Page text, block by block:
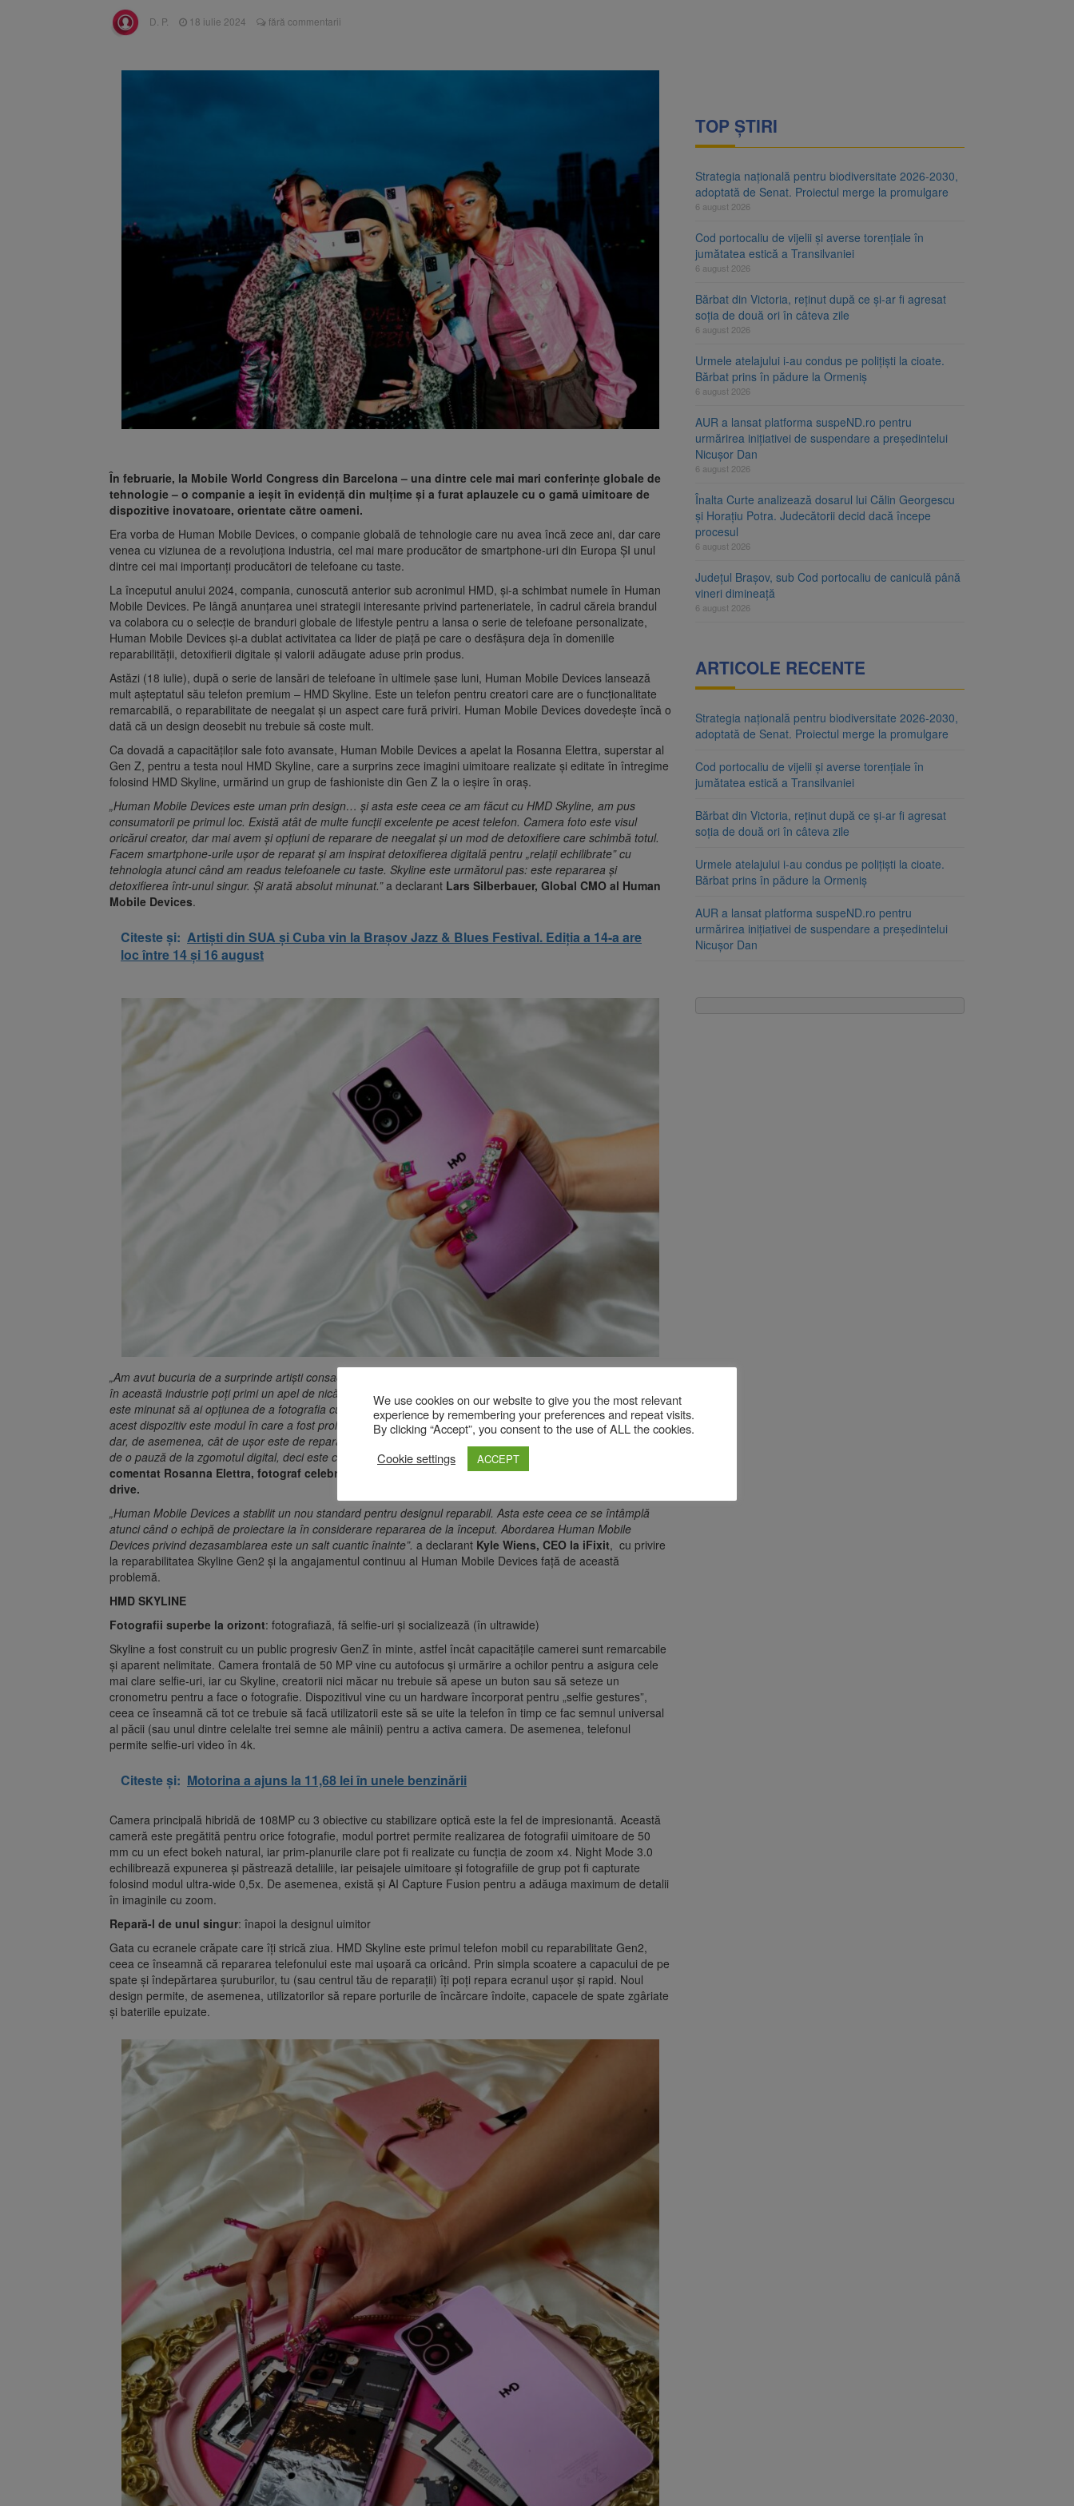
procesul
D. P. 18 iulie 2024 fără commentarii
În februarie, la Mobile World Congress din Barcelona – una dintre cele mai mari conferințe globale de
tehnologie – o companie a ieșit în evidență din mulțime și a furat aplauzele cu o gamă uimitoare de
dispozitive inovatoare, orientate către oameni.
Era vorba de Human Mobile Devices, o companie globală de tehnologie care nu avea încă zece ani, dar care
venea cu viziunea de a revoluționa industria, cel mai mare producător de smartphone-uri din Europa ȘI unul
dintre cei mai importanți producători de telefoane cu taste.
La începutul anului 2024, compania, cunoscută anterior sub acronimul HMD, și-a schimbat numele în Human
Mobile Devices. Pe lângă anunțarea unei strategii interesante privind parteneriatele, în cadrul căreia brandul
va colabora cu o selecție de branduri globale de lifestyle pentru a lansa o serie de telefoane personalizate,
Human Mobile Devices și-a dublat activitatea ca lider de piață pe care o desfășura deja în domeniile
reparabilității, detoxifierii digitale și valorii adăugate aduse prin produs.
Astăzi (18 iulie), după o serie de lansări de telefoane în ultimele șase luni, Human Mobile Devices lansează
mult așteptatul său telefon premium – HMD Skyline. Este un telefon pentru creatori care are o funcționalitate
remarcabilă, o reparabilitate de neegalat și un aspect care fură priviri. Human Mobile Devices dovedește încă o
dată că un design deosebit nu trebuie să coste mult.
Ca dovadă a capacităților sale foto avansate, Human Mobile Devices a apelat la Rosanna Elettra, superstar al
Gen Z, pentru a testa noul HMD Skyline, care a surprins zece imagini uimitoare realizate și editate în întregime
folosind HMD Skyline, urmărind un grup de fashioniste din Gen Z la o ieșire în oraș.
„Human Mobile Devices este uman prin design… și asta este ceea ce am făcut cu HMD Skyline, am pus
consumatorii pe primul loc. Există atât de multe funcții excelente pe acest telefon. Camera foto este visul
oricărui creator, dar mai avem și opțiuni de reparare de neegalat și un mod de detoxifiere care schimbă totul.
Facem smartphone-urile ușor de reparat și am inspirat detoxifierea digitală pentru „relații echilibrate” cu
tehnologia atunci când am readus telefoanele cu taste. Skyline este următorul pas: este repararea și
detoxifierea într-unul singur. Și arată absolut minunat.”a declarant Lars Silberbauer, Global CMO al Human
Mobile Devices.
Citeste și: Artiști din SUA și Cuba vin la Brașov Jazz & Blues Festival. Ediția a 14-a are
loc între 14 și 16 august
„Am avut bucuria de a surprinde artiști consacrați precum Rihanna, Central Lee, Aitch și Cara Delevingne, iar
în această industrie poți primi un apel de nicăieri pentru o slujbă care îți va schimba complet cariera, așa că
este minunat să ai opțiunea de a fotografia cu un smartphone precum HMD Skyline. Ceea ce este uimitor la
acest dispozitiv este modul în care a fost proiectat nu numai pentru a fi camera dumneavoastr[ de buzunar,
dar, de asemenea, cât de ușor este de reparat și faptul că are modul Detox, deoarece toată lumea are nevoie
de o pauză de la zgomotul digital, deci este cu siguranță un nou mod binevenit pentru un smartphone”,
comentat Rosanna Elettra, fotograf celebru, în timp ce a luat telefonul HMD Skyline pentru un test
drive.
„Human Mobile Devices a stabilit un nou standard pentru designul reparabil. Asta este ceea ce se întâmplă
atunci când o echipă de proiectare ia în considerare repararea de la început. Abordarea Human Mobile
Devices privind dezasamblarea este un salt cuantic înainte”. a declarant Kyle Wiens, CEO la iFixit, cu privire
la reparabilitatea Skyline Gen2 și la angajamentul continuu al Human Mobile Devices față de această
problemă.
HMD SKYLINE
Fotografii superbe la orizont: fotografiază, fă selfie-uri și socializează (în ultrawide)
Skyline a fost construit cu un public progresiv GenZ în minte, astfel încât capacitățile camerei sunt remarcabile
și aparent nelimitate. Camera frontală de 50 MP vine cu autofocus și urmărire a ochilor pentru a asigura cele
mai clare selfie-uri, iar cu Skyline, creatorii nici măcar nu trebuie să apese un buton sau să seteze un
cronometru pentru a face o fotografie. Dispozitivul vine cu un hardware încorporat pentru „selfie gestures”,
ceea ce înseamnă că tot ce trebuie să facă utilizatorii este să se uite la telefon în timp ce fac semnul universal
al păcii (sau unul dintre celelalte trei semne ale mâinii) pentru a activa camera. De asemenea, telefonul
permite selfie-uri video în 4k.
Citeste și: Motorina a ajuns la 11,68 lei în unele benzinării
Camera principală hibridă de 108MP cu 3 obiective cu stabilizare optică este la fel de impresionantă. Această
cameră este pregătită pentru orice fotografie, modul portret permite realizarea de fotografii uimitoare de 50
mm cu un efect bokeh natural, iar prim-planurile clare pot fi realizate cu funcția de zoom x4. Night Mode 3.0
echilibrează expunerea și păstrează detaliile, iar peisajele uimitoare și fotografiile de grup pot fi capturate
folosind modul ultra-wide 0,5x. De asemenea, există și AI Capture Fusion pentru a adăuga maximum de detalii
în imaginile cu zoom.
Repară-l de unul singur: înapoi la designul uimitor
Gata cu ecranele crăpate care îți strică ziua. HMD Skyline este primul telefon mobil cu reparabilitate Gen2,
ceea ce înseamnă că repararea telefonului este mai ușoară ca oricând. Prin simpla scoatere a capacului de pe
spate și îndepărtarea șuruburilor, tu (sau centrul tău de reparații) îți poți repara ecranul ușor și rapid. Noul
design permite, de asemenea, utilizatorilor să repare porturile de încărcare îndoite, capacele de spate zgâriate
și bateriile epuizate.
TOP ȘTIRI
Strategia națională pentru biodiversitate 2026-2030,
adoptată de Senat. Proiectul merge la promulgare
6 august 2026
Cod portocaliu de vijelii și averse torențiale în
jumătatea estică a Transilvaniei
6 august 2026
Bărbat din Victoria, reținut după ce și-ar fi agresat
soția de două ori în câteva zile
6 august 2026
Urmele atelajului i-au condus pe polițiști la cioate.
Bărbat prins în pădure la Ormeniș
6 august 2026
AUR a lansat platforma suspeND.ro pentru
urmărirea inițiativei de suspendare a președintelui
Nicușor Dan
6 august 2026
Înalta Curte analizează dosarul lui Călin Georgescu
și Horațiu Potra. Judecătorii decid dacă începe
procesul
6 august 2026
Județul Brașov, sub Cod portocaliu de caniculă până
vineri dimineață
6 august 2026
ARTICOLE RECENTE
Strategia națională pentru biodiversitate 2026-2030,
adoptată de Senat. Proiectul merge la promulgare
Cod portocaliu de vijelii și averse torențiale în
jumătatea estică a Transilvaniei
Bărbat din Victoria, reținut după ce și-ar fi agresat
soția de două ori în câteva zile
Urmele atelajului i-au condus pe polițiști la cioate.
Bărbat prins în pădure la Ormeniș
AUR a lansat platforma suspeND.ro pentru
urmărirea inițiativei de suspendare a președintelui
Nicușor Dan
We use cookies on our website to give you the most relevant
experience by remembering your preferences and repeat visits.
By clicking “Accept”, you consent to the use of ALL the cookies.
Cookie settings
ACCEPT